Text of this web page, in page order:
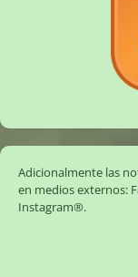
Adicionalmente las
en medios externos:
Instagram®.